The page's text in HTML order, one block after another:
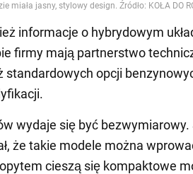
informacje o hybrydowym
firmy mają partnerstwo
standardowych opcji
wydaje się być
że takie modele można
cieszą się kompaktowe